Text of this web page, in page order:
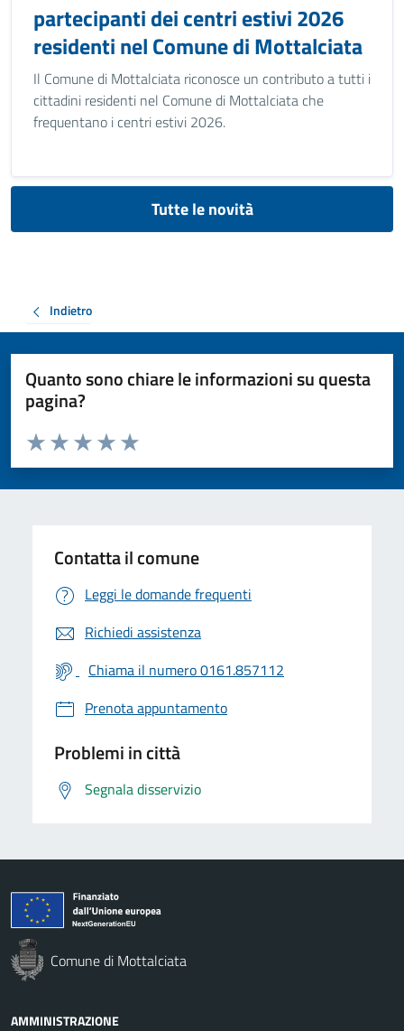
partecipanti dei centri estivi 2026
residenti nel Comune di Mottalciata
Il Comune di Mottalciata riconosce un contributo a tutti i
cittadini residenti nel Comune di Mottalciata che
frequentano i centri estivi 2026.
Tutte le novità
Indietro
Quanto sono chiare le informazioni su questa
pagina?
Valuta da 1 a 5 stelle la pagina
Valuta 5 stelle su 5
Valuta 4 stelle su 5
Valuta 3 stelle su 5
Valuta 2 stelle su 5
Valuta 1 stelle su 5
Contatta il comune
Leggi le domande frequenti
Richiedi assistenza
Chiama il numero 0161.857112
Prenota appuntamento
Problemi in città
Segnala disservizio
Comune di Mottalciata
AMMINISTRAZIONE